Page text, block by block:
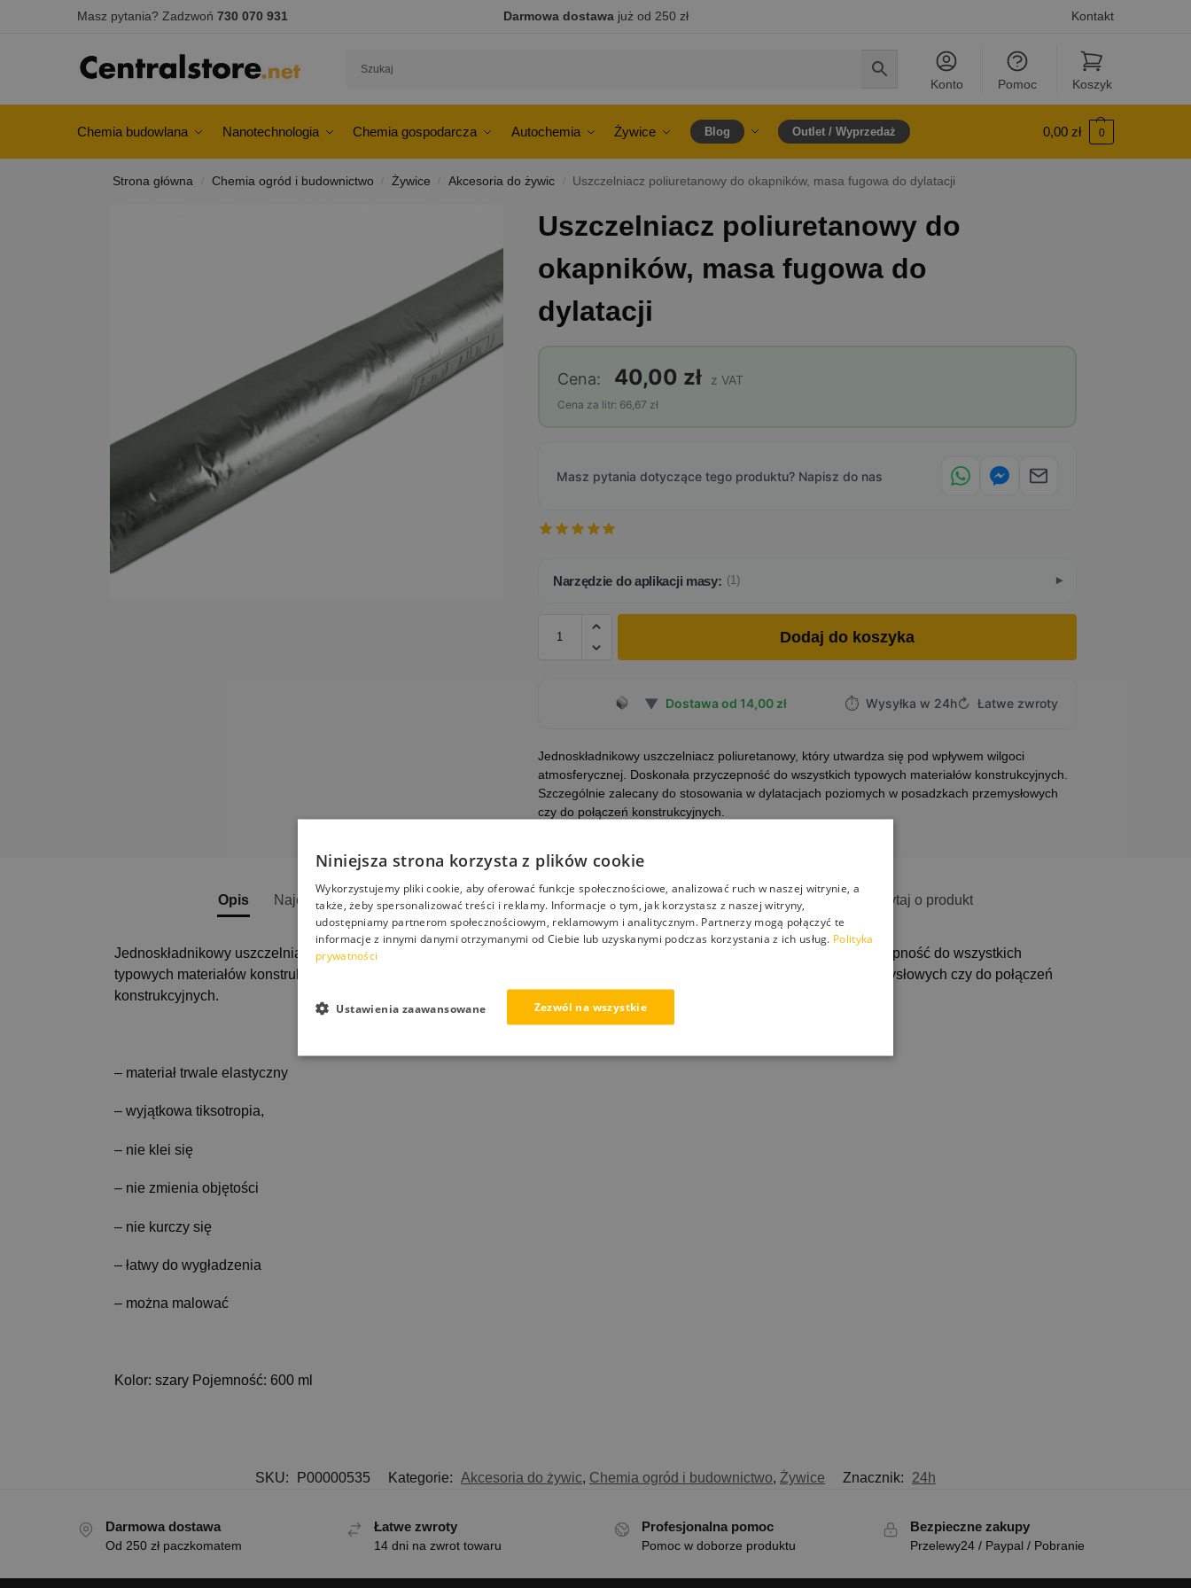
Masz pytania? Zadzwoń 730 070 931 Darmowa dostawajuż od 250 zł Kontakt
Konto Pomoc Koszyk
Chemia budowlana Nanotechnologia Chemia gospodarcza Autochemia Żywice Blog Outlet / Wyprzedaż 0,00 zł 0
Strona główna / Chemia ogród i budownictwo / Żywice / Akcesoria do żywic / Uszczelniacz poliuretanowy do okapników, masa fugowa do dylatacji
Uszczelniacz poliuretanowy do
okapników, masa fugowa do
dylatacji
Cena: 40,00 zł z VAT
Cena za litr: 66,67 zł
Masz pytania dotyczące tego produktu? Napisz do nas
Narzędzie do aplikacji masy: (1)
Dodaj do koszyka
▼ Dostawa od 14,00 zł ⏱ Wysyłka w 24h↻ Łatwe zwroty
Jednoskładnikowy uszczelniacz poliuretanowy, który utwardza się pod wpływem wilgoci
atmosferycznej. Doskonała przyczepność do wszystkich typowych materiałów konstrukcyjnych.
Szczególnie zalecany do stosowania w dylatacjach poziomych w posadzkach przemysłowych
czy do połączeń konstrukcyjnych.
Opis Najczęściej zadawane pytania (FAQ) Informacje dodatkowe Kalkulator Dostawa Zapytaj o produkt
Jednoskładnikowy uszczelniacz poliuretanowy, który utwardza się pod wpływem wilgoci atmosferycznej. Doskonała przyczepność do wszystkich
typowych materiałów konstrukcyjnych. Szczególnie zalecany do stosowania w dylatacjach poziomych w posadzkach przemysłowych czy do połączeń
konstrukcyjnych.
– materiał trwale elastyczny
– wyjątkowa tiksotropia,
– nie klei się
– nie zmienia objętości
– nie kurczy się
– łatwy do wygładzenia
– można malować
Kolor: szary Pojemność: 600 ml
SKU: P00000535 Kategorie: Akcesoria do żywic, Chemia ogród i budownictwo, Żywice Znacznik: 24h
Darmowa dostawa
Od 250 zł paczkomatem
Łatwe zwroty
14 dni na zwrot towaru
Profesjonalna pomoc
Pomoc w doborze produktu
Bezpieczne zakupy
Przelewy24 / Paypal / Pobranie
Niniejsza strona korzysta z plików cookie
Wykorzystujemy pliki cookie, aby oferować funkcje społecznościowe, analizować ruch w naszej witrynie, a
także, żeby spersonalizować treści i reklamy. Informacje o tym, jak korzystasz z naszej witryny,
udostępniamy partnerom społecznościowym, reklamowym i analitycznym. Partnerzy mogą połączyć te
informacje z innymi danymi otrzymanymi od Ciebie lub uzyskanymi podczas korzystania z ich usług. Polityka
prywatności
Zezwól na wszystkie
Ustawienia zaawansowane